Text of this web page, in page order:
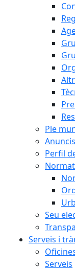
Ple
Perfil
Seu
Serveis i
Serveis